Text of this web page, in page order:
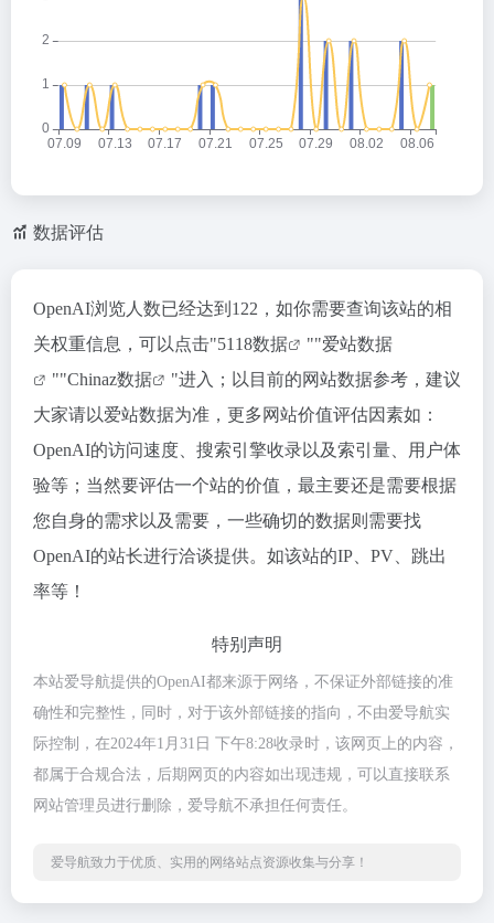
数据评估
OpenAI浏览人数已经达到122，如你需要查询该站的相
关权重信息，可以点击"5118数据 ""爱站数据
""Chinaz数据
"进入；以目前的网站数据参考，建议
大家请以爱站数据为准，更多网站价值评估因素如：
OpenAI的访问速度、搜索引擎收录以及索引量、用户体
验等；当然要评估一个站的价值，最主要还是需要根据
您自身的需求以及需要，一些确切的数据则需要找
OpenAI的站长进行洽谈提供。如该站的IP、PV、跳出
率等！
特别声明
本站爱导航提供的OpenAI都来源于网络，不保证外部链接的准
确性和完整性，同时，对于该外部链接的指向，不由爱导航实
际控制，在2024年1月31日 下午8:28收录时，该网页上的内容，
都属于合规合法，后期网页的内容如出现违规，可以直接联系
网站管理员进行删除，爱导航不承担任何责任。
爱导航致力于优质、实用的网络站点资源收集与分享！